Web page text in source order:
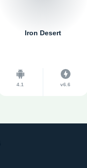
Iron Desert
4.1 v6.6